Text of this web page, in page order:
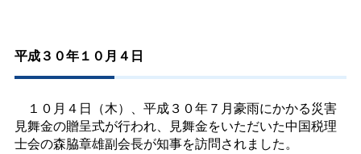
平成３０年１０月４日
１０月４日（木）、平成３０年７月豪雨にかかる災害
見舞金の贈呈式が行われ、見舞金をいただいた中国税理
士会の森脇章雄副会長が知事を訪問されました。